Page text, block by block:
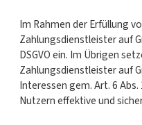
Im Rahmen der Erfüllung
Zahlungsdienstleister auf
DSGVO ein. Im Übrigen
Zahlungsdienstleister auf
Interessen gem. Art. 6 Abs.
Nutzern effektive und